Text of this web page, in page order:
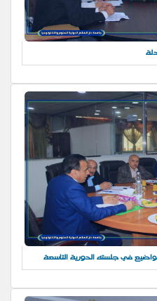
في جلسته الدورية التاسعة